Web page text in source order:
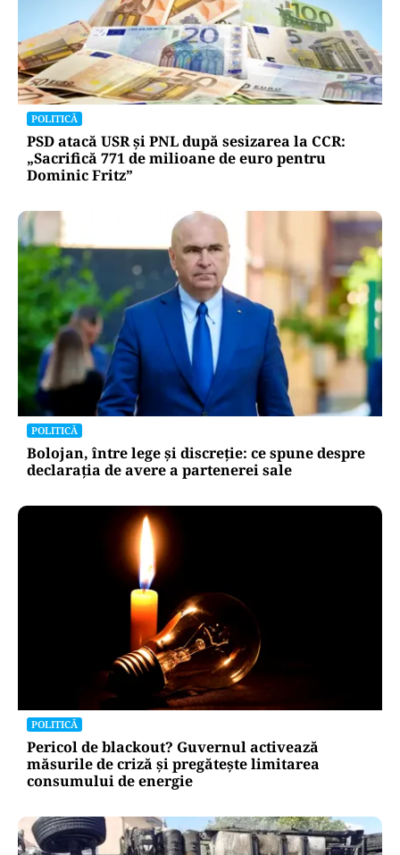
POLITICĂ
PSD atacă USR și PNL după sesizarea la CCR:
„Sacrifică 771 de milioane de euro pentru
Dominic Fritz”
POLITICĂ
Bolojan, între lege și discreție: ce spune despre
declarația de avere a partenerei sale
POLITICĂ
Pericol de blackout? Guvernul activează
măsurile de criză și pregătește limitarea
consumului de energie